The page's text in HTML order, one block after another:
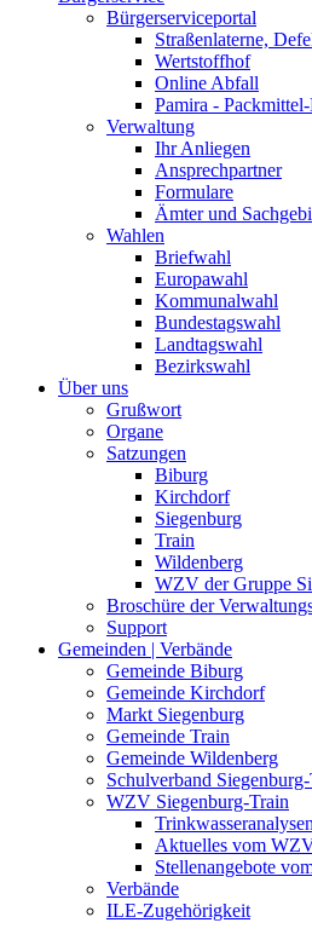
Bürgerserviceportal
Straßenlaterne,
Wertstoffhof
Online Abfall
Pamira -
Verwaltung
Ihr Anliegen
Ansprechpartner
Formulare
Ämter und
Wahlen
Briefwahl
Europawahl
Kommunalwahl
Bundestagswahl
Landtagswahl
Bezirkswahl
Über uns
Grußwort
Organe
Satzungen
Biburg
Kirchdorf
Siegenburg
Train
Wildenberg
WZV der Gruppe
Broschüre der
Support
Gemeinden | Verbände
Gemeinde Biburg
Gemeinde Kirchdorf
Markt Siegenburg
Gemeinde Train
Gemeinde Wildenberg
Schulverband
WZV Siegenburg-Train
Trinkwasseranalysen
Aktuelles vom
Stellenangebote
Verbände
ILE-Zugehörigkeit